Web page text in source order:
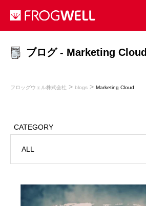
ブログ - Marketing Cloud
フロッグウェル株式会社 > blogs > Marketing Cloud
CATEGORY